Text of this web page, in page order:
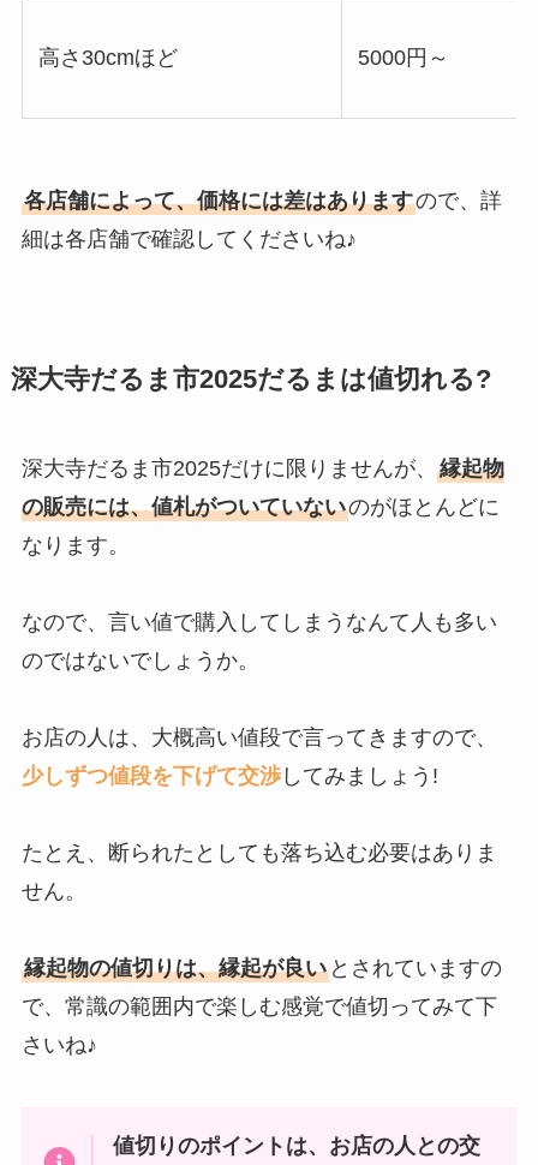
高さ30cmほど 5000円～
各店舗によって、価格には差はありますので、詳
細は各店舗で確認してくださいね♪
深大寺だるま市2025だるまは値切れる?
深大寺だるま市2025だけに限りませんが、 縁起物
の販売には、値札がついていないのがほとんどに
なります。
なので、言い値で購入してしまうなんて人も多い
のではないでしょうか。
お店の人は、大概高い値段で言ってきますので、
少しずつ値段を下げて交渉してみましょう!
たとえ、断られたとしても落ち込む必要はありま
せん。
縁起物の値切りは、縁起が良いとされていますの
で、常識の範囲内で楽しむ感覚で値切ってみて下
さいね♪
値切りのポイントは、お店の人との交